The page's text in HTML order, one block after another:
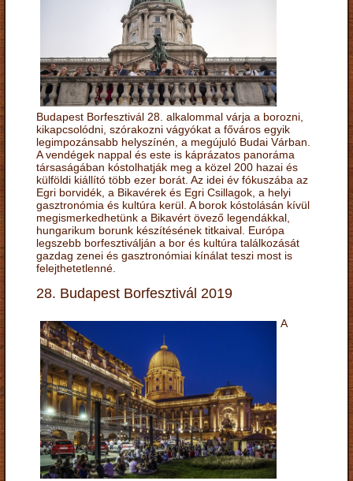
Budapest Borfesztivál 28. alkalommal várja a borozni,
kikapcsolódni, szórakozni vágyókat a főváros egyik
legimpozánsabb helyszínén, a megújuló Budai Várban.
A vendégek nappal és este is káprázatos panoráma
társaságában kóstolhatják meg a közel 200 hazai és
külföldi kiállító több ezer borát. Az idei év fókuszába az
Egri borvidék, a Bikavérek és Egri Csillagok, a helyi
gasztronómia és kultúra kerül. A borok kóstolásán kívül
megismerkedhetünk a Bikavért övező legendákkal,
hungarikum borunk készítésének titkaival. Európa
legszebb borfesztiválján a bor és kultúra találkozását
gazdag zenei és gasztronómiai kínálat teszi most is
felejthetetlenné.
28. Budapest Borfesztivál 2019
A